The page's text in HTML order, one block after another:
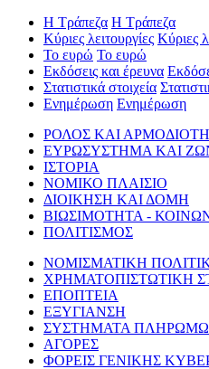
Η Τράπεζα Η Τράπεζα
Κύριες λειτουργίες Κύριες
Το ευρώ Το ευρώ
Εκδόσεις και έρευνα
Στατιστικά στοιχεία
Ενημέρωση Ενημέρωση
ΡΟΛΟΣ ΚΑΙ
ΕΥΡΩΣΥΣΤΗΜΑ ΚΑΙ
ΙΣΤΟΡΙΑ
ΝΟΜΙΚΟ ΠΛΑΙΣΙΟ
ΔΙΟΙΚΗΣΗ ΚΑΙ ΔΟΜΗ
ΒΙΩΣΙΜΟΤΗΤΑ -
ΠΟΛΙΤΙΣΜΟΣ
ΝΟΜΙΣΜΑΤΙΚΗ
ΧΡΗΜΑΤΟΠΙΣΤΩΤΙΚΗ
ΕΠΟΠΤΕΙΑ
ΕΞΥΓΙΑΝΣΗ
ΣΥΣΤΗΜΑΤΑ
ΑΓΟΡΕΣ
ΦΟΡΕΙΣ ΓΕΝΙΚΗΣ